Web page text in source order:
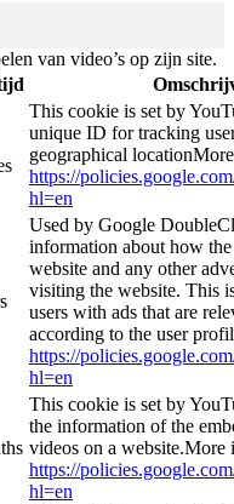
van video’s op zijn site.
This cookie is set by
unique ID for tracking
geographical
https://
hl=en
Used by Google
information about how the
website and any other
visiting the website. This
users with ads that are
according to the user
https://
hl=en
This cookie is set by
the information of the
videos on a website.More
https://
hl=en